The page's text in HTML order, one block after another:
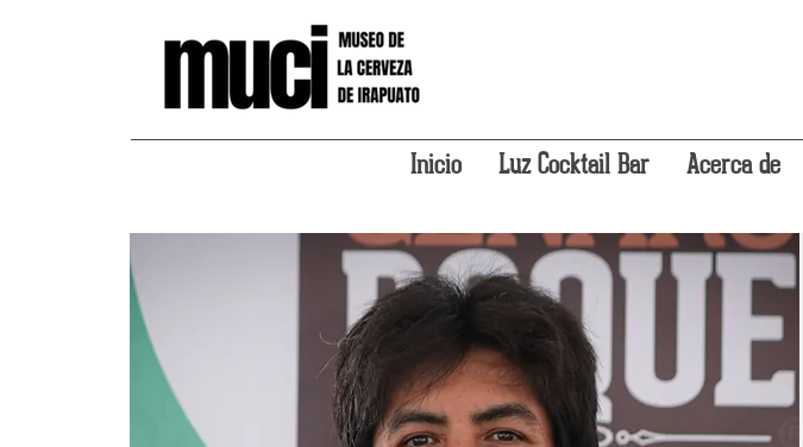
Inicio Luz Cocktail Bar Acerca de